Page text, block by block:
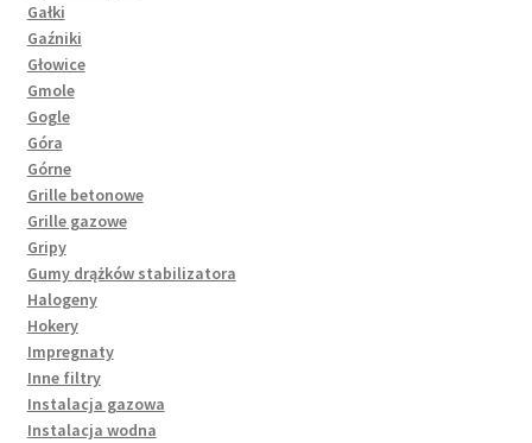
Gałki
Gaźniki
Głowice
Gmole
Gogle
Góra
Górne
Grille betonowe
Grille gazowe
Gripy
Gumy drążków stabilizatora
Halogeny
Hokery
Impregnaty
Inne filtry
Instalacja gazowa
Instalacja wodna